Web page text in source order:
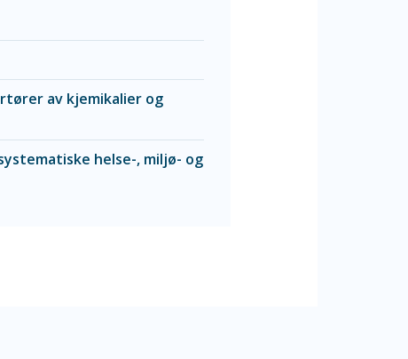
av kjemikalier og
helse-, miljø- og